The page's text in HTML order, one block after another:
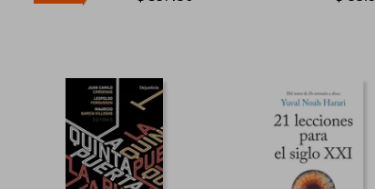
Rápido Rápido